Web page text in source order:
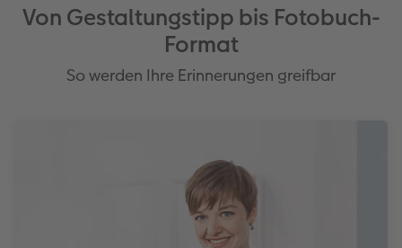
Von Gestaltungstipp bis Fotobuch-
Format
So werden Ihre Erinnerungen greifbar